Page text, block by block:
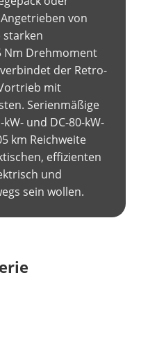
von
starken
Nm Drehmoment
der Retro-
mit
Serienmäßige
und DC-80-kW-
km Reichweite
effizienten
und
sein wollen.